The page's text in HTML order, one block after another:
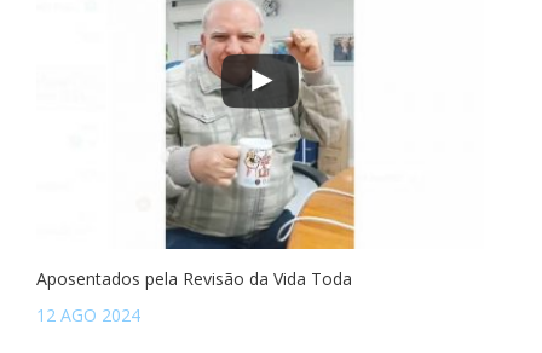
Aposentados pela Revisão da Vida Toda
12 AGO 2024